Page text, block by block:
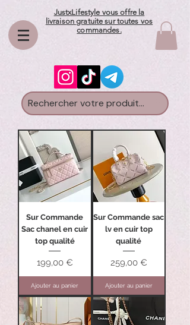
JustxLifestyle vous offre la
livraison gratuite sur toutes vos
commandes.
Rechercher votre produit...
Sur Commande
Sac chanel en cuir
top qualité
Prix
199,00 €
Ajouter au panier
Sur Commande sac
lv en cuir top
qualité
Prix
259,00 €
Ajouter au panier